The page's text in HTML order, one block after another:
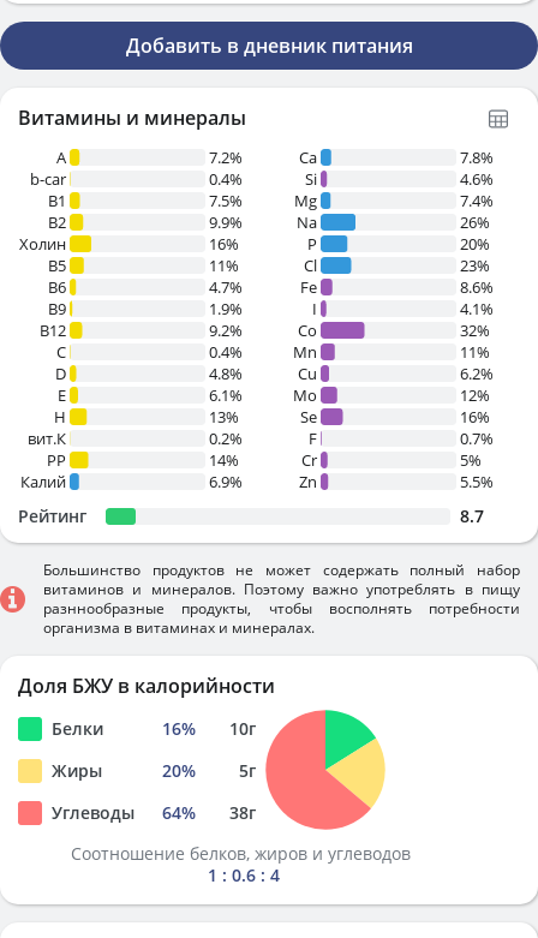
Добавить в дневник питания
Витамины и минералы
A
7.2%
b-car
0.4%
В1
7.5%
B2
9.9%
Холин
16%
B5
11%
B6
4.7%
B9
1.9%
B12
9.2%
C
0.4%
D
4.8%
E
6.1%
H
13%
вит.К
0.2%
PP
14%
Калий
6.9%
Ca
7.8%
Si
4.6%
Mg
7.4%
Na
26%
P
20%
Cl
23%
Fe
8.6%
I
4.1%
Co
32%
Mn
11%
Cu
6.2%
Mo
12%
Se
16%
F
0.7%
Cr
5%
Zn
5.5%
Рейтинг 8.7
Большинство продуктов не может содержать полный набор
витаминов и минералов. Поэтому важно употреблять в пищу
разннообразные продукты, чтобы восполнять потребности
организма в витаминах и минералах.
Доля БЖУ в калорийности
Белки 16% 10г
Жиры
20% 5г
Углеводы
64% 38г
Соотношение белков, жиров и углеводов
1 : 0.6 : 4